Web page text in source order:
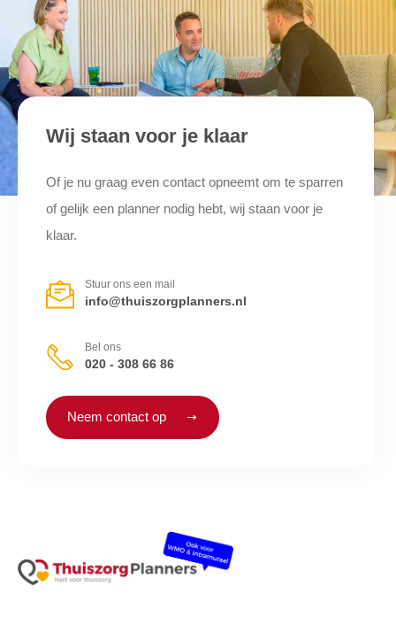
Wij staan voor je klaar
Of je nu graag even contact opneemt om te sparren
of gelijk een planner nodig hebt, wij staan voor je
klaar.
Stuur ons een mail
info@thuiszorgplanners.nl
Bel ons
020 - 308 66 86
Neem contact op